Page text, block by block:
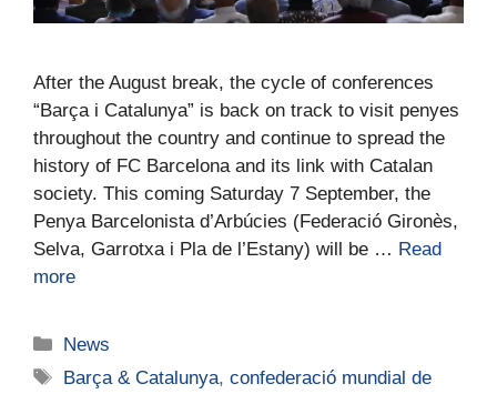
After the August break, the cycle of conferences
“Barça i Catalunya” is back on track to visit penyes
throughout the country and continue to spread the
history of FC Barcelona and its link with Catalan
society. This coming Saturday 7 September, the
Penya Barcelonista d’Arbúcies (Federació Gironès,
Selva, Garrotxa i Pla de l’Estany) will be … Read
more
News
Barça & Catalunya,confederació mundial de